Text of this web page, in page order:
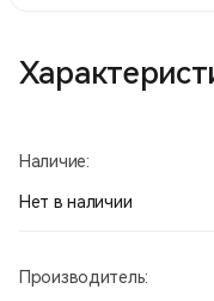
наклона магазина
Магазин
Наличие:
Нет в наличии
Производитель: